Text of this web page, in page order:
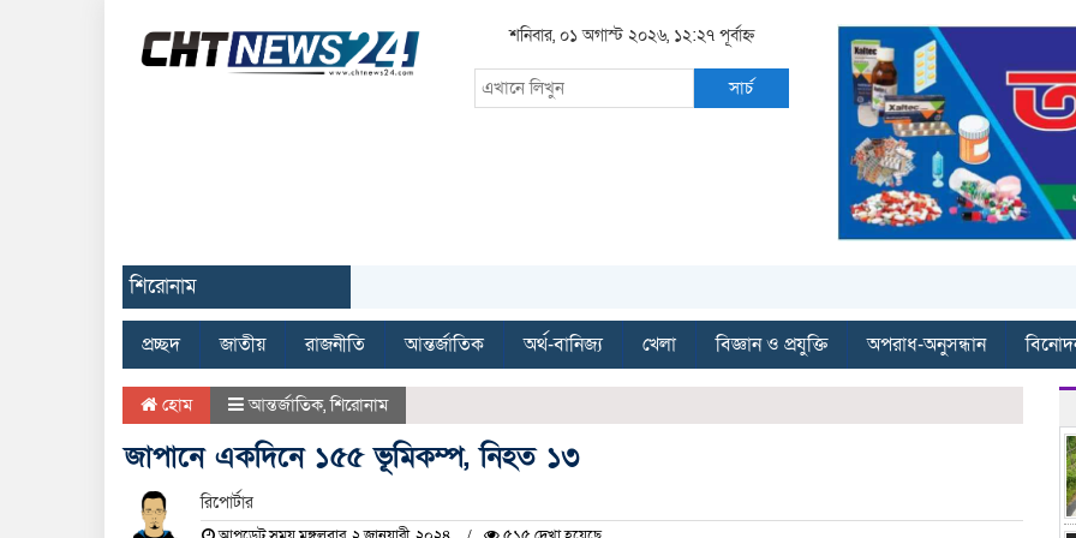
শনিবার, ০১ অগাস্ট ২০২৬, ১২:২৭ পূর্বাহ্ন
সার্চ
শিরোনাম
প্রচ্ছদ জাতীয় রাজনীতি আন্তর্জাতিক অর্থ-বানিজ্য খেলা বিজ্ঞান ও প্রযুক্তি অপরাধ-অনুসন্ধান
হোম আন্তর্জাতিক,শিরোনাম
জাপানে একদিনে ১৫৫ ভূমিকম্প, নিহত ১৩
রিপোর্টার